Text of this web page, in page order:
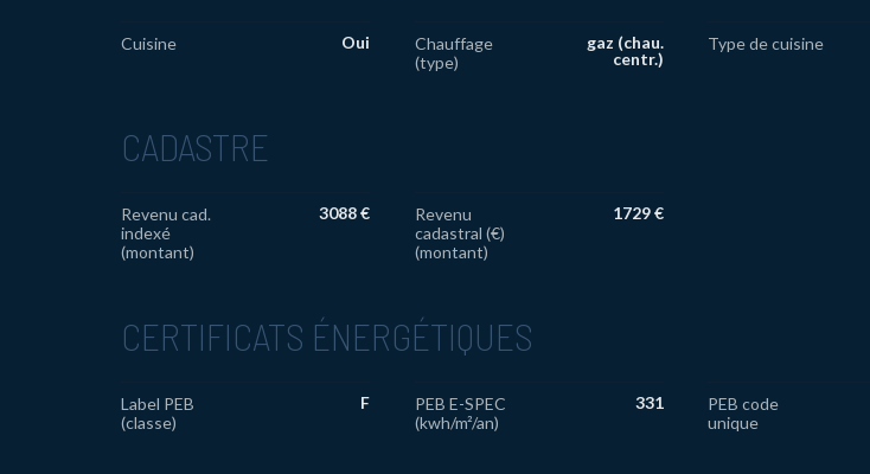
Cuisine Oui
Chauffage
(type)
gaz (chau.
centr.)
Type de cuisine
CADASTRE
Revenu cad.
indexé
(montant)
3088 €
Revenu
cadastral (€)
(montant)
1729 €
CERTIFICATS ÉNERGÉTIQUES
Label PEB
(classe)
F
PEB E-SPEC
(kwh/m²/an)
331
PEB code
unique